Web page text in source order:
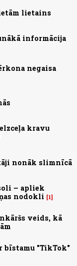
lietains
informācija
negaisa
kravu
nonāk slimnīcā
– apliek
nodokli
1
veids, kā
bīstamu "TikTok"